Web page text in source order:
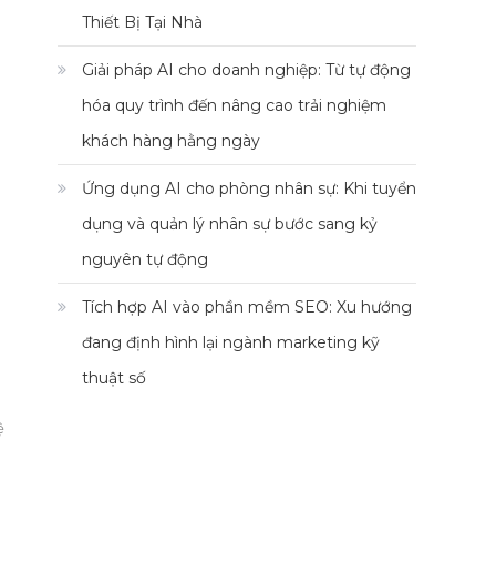
Thiết Bị Tại Nhà
Giải pháp AI cho doanh nghiệp: Từ tự động
hóa quy trình đến nâng cao trải nghiệm
khách hàng hằng ngày
Ứng dụng AI cho phòng nhân sự: Khi tuyển
dụng và quản lý nhân sự bước sang kỷ
nguyên tự động
Tích hợp AI vào phần mềm SEO: Xu hướng
đang định hình lại ngành marketing kỹ
thuật số